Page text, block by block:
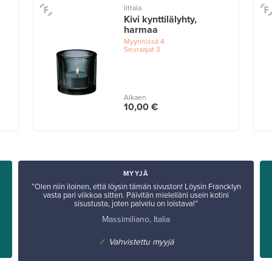
Iittala
Kivi kynttilälyhty,
harmaa
Myynnissä4
Seuraajat3
Alkaen
10,00 €
MYYJÄ
”Olen niin iloinen, että löysin tämän sivuston! Löysin Francklyn
vasta pari viikkoa sitten. Päivitän mielelläni usein kotini
sisustusta, joten palvelu on loistava!”
Massimiliano, Italia
✓ Vahvistettu myyjä